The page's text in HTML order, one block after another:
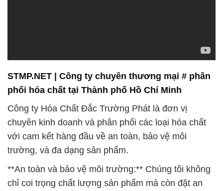
STMP.NET | Công ty chuyên thương mại # phân
phối hóa chất tại Thành phố Hồ Chí Minh
Công ty Hóa Chất Đắc Trường Phát là đơn vị
chuyên kinh doanh và phân phối các loại hóa chất
với cam kết hàng đầu về an toàn, bảo vệ môi
trường, và đa dạng sản phẩm.
**An toàn và bảo vệ môi trường:** Chúng tôi không
chỉ coi trọng chất lượng sản phẩm mà còn đặt an